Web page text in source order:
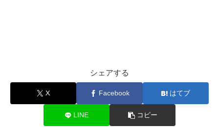
シェアする
X Facebook はてブ
LINE コピー